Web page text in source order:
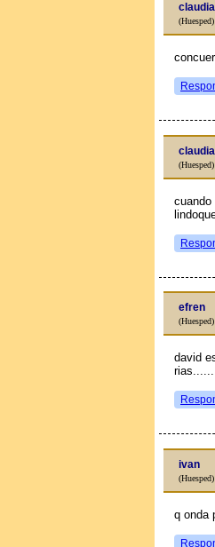
claudia
(Huesped)
claudia
(Huesped)
efren
(Huesped)
david
ivan
(Huesped)
q onda